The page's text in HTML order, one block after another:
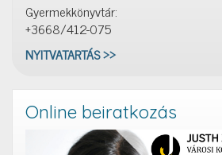
Gyermekkönyvtár:
+3668/412-075
NYITVATARTÁS >>
Online beiratkozás